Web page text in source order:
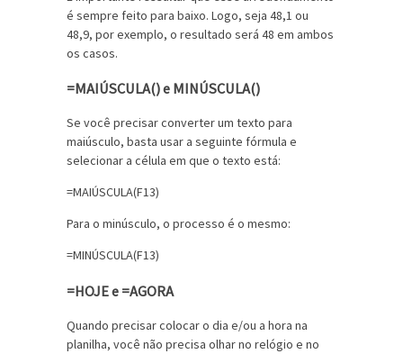
é sempre feito para baixo. Logo, seja 48,1 ou
48,9, por exemplo, o resultado será 48 em ambos
os casos.
=MAIÚSCULA() e MINÚSCULA()
Se você precisar converter um texto para
maiúsculo, basta usar a seguinte fórmula e
selecionar a célula em que o texto está:
=MAIÚSCULA(F13)
Para o minúsculo, o processo é o mesmo:
=MINÚSCULA(F13)
=HOJE e =AGORA
Quando precisar colocar o dia e/ou a hora na
planilha, você não precisa olhar no relógio e no